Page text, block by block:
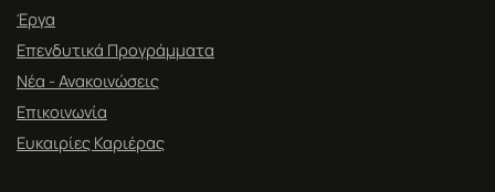
Έργα
Επενδυτικά Προγράμματα
Νέα - Ανακοινώσεις
Επικοινωνία
Ευκαιρίες Καριέρας